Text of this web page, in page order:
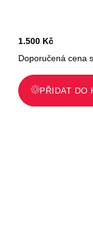
1.500 Kč
Doporučená cena
PŘIDAT DO